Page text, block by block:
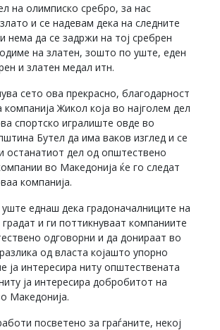
на олимписко сребро, за нас
и се надевам дека на следните
нема да се задржи на тој сребрен
на златен, зошто по уште, еден
и златен медал итн.
сето ова прекрасно, благодарност
Жикол која во најголем дел
спортско игралиште овде во
Бутел да има ваков изглед и се
останатиот дел од општествено
во Македонија ќе го следат
компанија.
еднаш дека градоначалниците на
и ги поттикнуваат компаниите
одговорни и да донираат во
од власта којашто упорно
ја интересира ниту општествената
ја интересира добробитот на
Македонија.
посветено за граѓаните, некој